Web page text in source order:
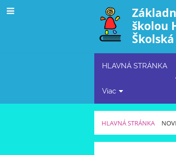
školou
HLAVNÁ STRÁNKA
Viac
HLAVNÁ STRÁNKA